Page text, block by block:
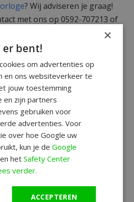
? Wij adviseren je graag!
met ons op 0592-707213 of
×
er bent!
om advertenties op
en ons websiteverkeer te
jouw toestemming
en zijn partners
gebruiken voor
advertenties. Voor
over hoe Google uw
kun je deGoogle
en hetSafety Center
verder.
ACCEPTEREN